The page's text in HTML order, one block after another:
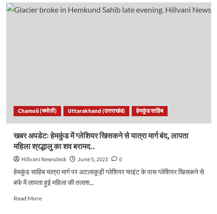
Chamoli (चमोली) Uttarakhand (उत्तराखंड) हेमकुंड साहिब
खबर अपडेटः हेमकुंड में ग्लेशियर खिसकने से यात्रा मार्ग बंद, लापता
महिला श्रद्धालु का शव बरामद..
Hillvani Newsdesk June 5, 2023
0
हेमकुंड साहिब यात्रा मार्ग पर अटलाकुड़ी ग्लेशियर प्वाइंट के पास ग्लेशियर खिसकने से
बर्फ में लापता हुई महिला की तलाश...
Read MoreRead